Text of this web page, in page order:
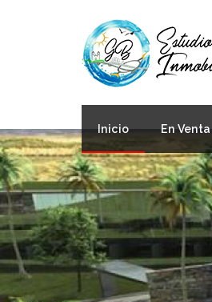
Inicio En Venta